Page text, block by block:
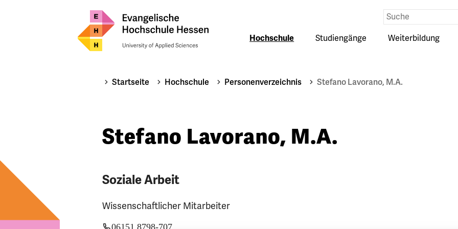
Eingabe
Suche
Hochschule
Untermenü
Studiengänge
Untermenü
Weiterbildung
Untermenü
Startseite Hochschule Personenverzeichnis Stefano Lavorano, M.A.
Stefano Lavorano, M.A.
Soziale Arbeit
Wissenschaftlicher Mitarbeiter
06151 8798-707